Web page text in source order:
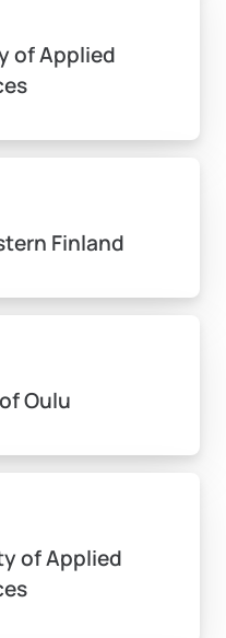
of Applied
Finland
Oulu
of Applied